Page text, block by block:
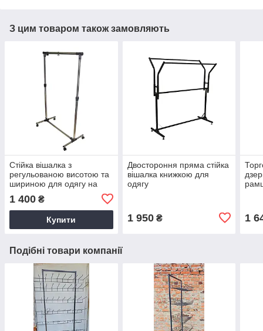
З цим товаром також замовляють
Стійка вішалка з
регульованою висотою та
шириною для одягу на
1 400 ₴
Купити
Двостороння пряма стійка
вішалка книжкою для
одягу
1 950₴ 1
Подібні товари компанії